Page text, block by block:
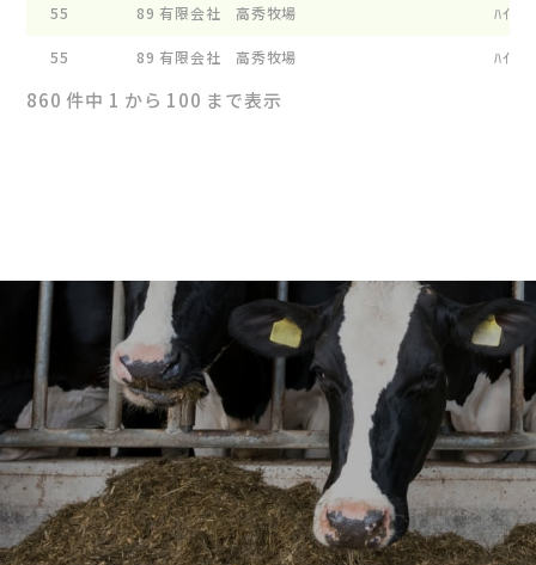
55 89 有限会社 高秀牧場 ﾊｲｴｸ
55 89 有限会社 高秀牧場 ﾊｲｴｸ
860 件中 1 から 100 まで表示